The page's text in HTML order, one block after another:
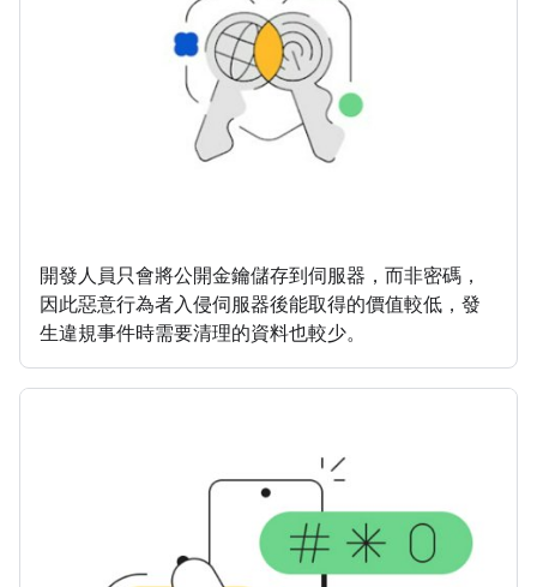
開發人員只會將公開金鑰儲存到伺服器，而非密碼，
因此惡意行為者入侵伺服器後能取得的價值較低，發
生違規事件時需要清理的資料也較少。